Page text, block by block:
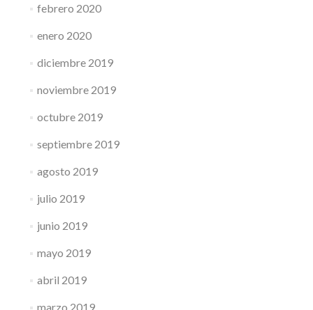
febrero 2020
enero 2020
diciembre 2019
noviembre 2019
octubre 2019
septiembre 2019
agosto 2019
julio 2019
junio 2019
mayo 2019
abril 2019
marzo 2019